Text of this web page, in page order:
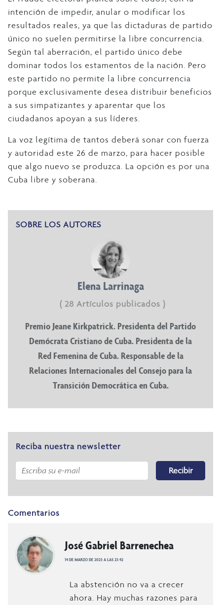
intención de impedir, anular o modificar los
resultados reales, ya que las dictaduras de partido
único no suelen permitirse la libre concurrencia.
Según tal aberración, el partido único debe
dominar todos los estamentos de la nación. Pero
este partido no permite la libre concurrencia
porque exclusivamente desea distribuir beneficios
a sus simpatizantes y aparentar que los
ciudadanos apoyan a sus líderes.
La voz legítima de tantos deberá sonar con fuerza
y autoridad este 26 de marzo, para hacer posible
que algo nuevo se produzca. La opción es por una
Cuba libre y soberana.
SOBRE LOS AUTORES
Elena Larrinaga
( 28 Artículos publicados )
Premio Jeane Kirkpatrick. Presidenta del Partido
Demócrata Cristiano de Cuba. Presidenta de la
Red Femenina de Cuba. Responsable de la
Relaciones Internacionales del Consejo para la
Transición Democrática en Cuba.
Reciba nuestra newsletter
Recibir
Comentarios
José Gabriel Barrenechea
14 DE MARZO DE 2023 A LAS 23:42
La abstención no va a crecer
ahora. Hay muchas razones para